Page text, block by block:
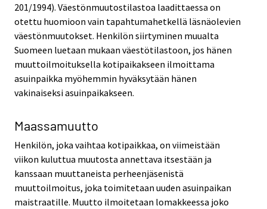
201/1994). Väestönmuutostilastoa laadittaessa on
otettu huomioon vain tapahtumahetkellä läsnäolevien
väestönmuutokset. Henkilön siirtyminen muualta
Suomeen luetaan mukaan väestötilastoon, jos hänen
muuttoilmoituksella kotipaikakseen ilmoittama
asuinpaikka myöhemmin hyväksytään hänen
vakinaiseksi asuinpaikakseen.
Maassamuutto
Henkilön, joka vaihtaa kotipaikkaa, on viimeistään
viikon kuluttua muutosta annettava itsestään ja
kanssaan muuttaneista perheenjäsenistä
muuttoilmoitus, joka toimitetaan uuden asuinpaikan
maistraatille. Muutto ilmoitetaan lomakkeessa joko